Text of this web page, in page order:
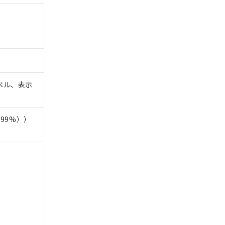
ル、表示
））
させていただ
了承ください。
き作成されるも
をご了承くださ
。
ようお願いしま
社の共同利用者
とをご了承くだ
) : 1000ppm、
1000ppm、
ない年数を意
貨物等」とい
可)を取得する
要な手段を講じ
これらの製造装
通知します。
、取り引きをい
ムロン制御